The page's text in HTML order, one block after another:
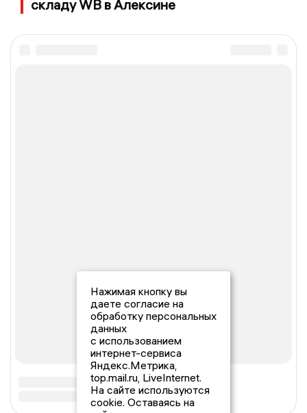
складу WB в Алексине
Нажимая кнопку вы
даете согласие на
обработку персональных
данных
с использованием
интернет-сервиса
Яндекс.Метрика,
top.mail.ru, LiveInternet.
На сайте используются
cookie. Оставаясь на